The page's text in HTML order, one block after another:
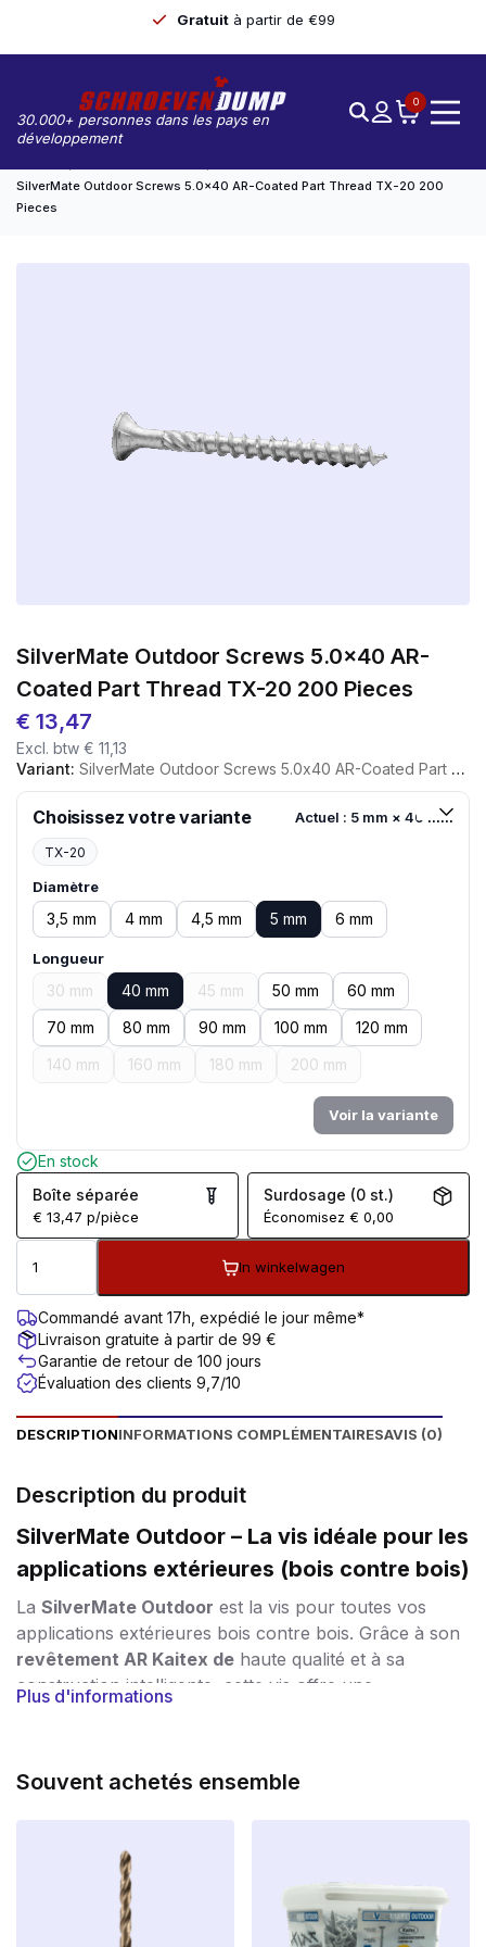
Gratuit à partir de €99
30.000+ personnes dans les pays en
développement
0
SilverMate Outdoor Screws 5.0×40 AR-Coated Part Thread TX-20 200
Pieces
SilverMate Outdoor Screws 5.0×40 AR-
Coated Part Thread TX-20 200 Pieces
€ 13,47
Excl. btw € 11,13
Variant: SilverMate Outdoor Screws 5.0x40 AR-Coated Part Thread TX-20 200 Pieces
Choisissez votre variante Actuel : 5 mm × 40 mm
TX-20
Diamètre
3,5 mm 4 mm 4,5 mm 5 mm 6 mm
Longueur
30 mm 40 mm 45 mm 50 mm
60 mm
70 mm
80 mm 90 mm 100 mm
120 mm
140 mm
160 mm 180 mm 200 mm
Voir la variante
En stock
Boîte séparée
€ 13,47 p/pièce
Surdosage (0 st.)
Économisez€ 0,00
In winkelwagen
Commandé avant 17h, expédié le jour même*
Livraison gratuite à partir de 99 €
Garantie de retour de 100 jours
Évaluation des clients 9,7/10
DESCRIPTIONINFORMATIONS COMPLÉMENTAIRESAVIS (0)
Description du produit
SilverMate Outdoor – La vis idéale pour les
applications extérieures (bois contre bois)
La SilverMate Outdoor est la vis pour toutes vos
applications extérieures bois contre bois. Grâce à son
revêtement AR Kaitex de haute qualité et à sa
construction intelligente, cette vis offre une
Protection contre le vent et les intempéries
. La vis résiste ainsi à la pluie, à l’humidité et au gel,
ce qui est idéal pour les applications extérieures à long
terme telles que les clôtures, les revêtements muraux,
les pergolas, les terrasses et les auvents. Le
Plus d'informations
Souvent achetés ensemble